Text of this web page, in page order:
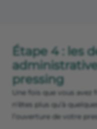
Étape 4 : les
pressing
Une fois que vous
n’êtes plus qu’à
l’ouverture de votre